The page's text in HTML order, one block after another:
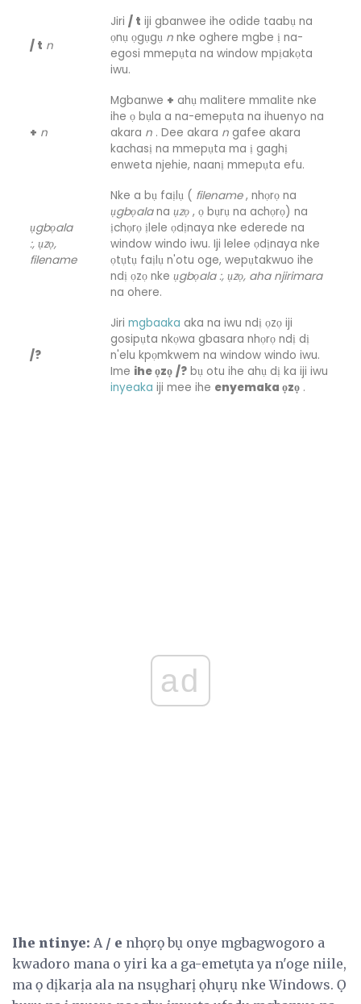
/ t n
Jiri / t iji gbanwee ihe odide taabụ na
ọnụ ọgụgụ n nke oghere mgbe ị na-
egosi mmepụta na window mpịakọta
iwu.
+ n
Mgbanwe + ahụ malitere mmalite nke
ihe ọ bụla a na-emepụta na ihuenyo na
akara n . Dee akara n gafee akara
kachasị na mmepụta ma ị gaghị
enweta njehie, naanị mmepụta efu.
ụgbọala
:, ụzọ,
filename
Nke a bụ faịlụ ( filename, nhọrọ na
ụgbọalana ụzọ , ọ bụrụ na achọrọ) na
ịchọrọ ịlele ọdịnaya nke ederede na
window windo iwu. Iji lelee ọdịnaya nke
ọtụtụ faịlụ n'otu oge, wepụtakwuo ihe
ndị ọzọ nke ụgbọala :, ụzọ, aha njirimara
na ohere.
/?
Jiri mgbaaka aka na iwu ndị ọzọ iji
gosipụta nkọwa gbasara nhọrọ ndị dị
n'elu kpọmkwem na window windo iwu.
Ime ihe ọzọ /? bụ otu ihe ahụ dị ka iji iwu
inyeaka iji mee ihe enyemaka ọzọ .
ad
Ihe ntinye: A / e nhọrọ bụ onye mgbagwogoro a
kwadoro mana o yiri ka a ga-emetụta ya n'oge niile,
ma ọ dịkarịa ala na nsụgharị ọhụrụ nke Windows. Ọ